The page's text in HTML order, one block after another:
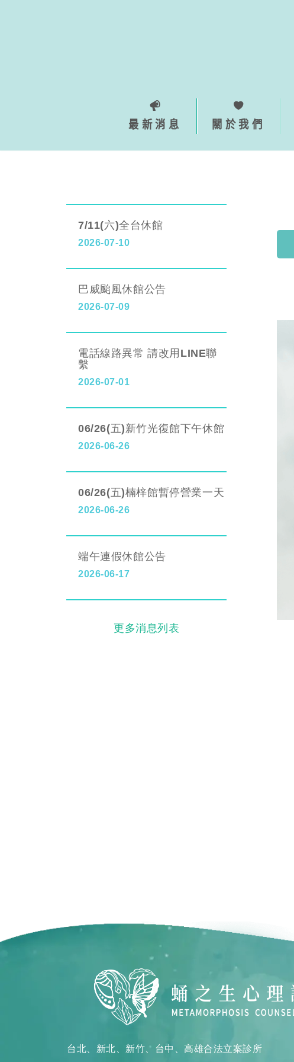
最新消息 關於我們
7/11(六)全台休館
2026-07-10
巴威颱風休館公告
2026-07-09
電話線路異常 請改用LINE聯
繫
2026-07-01
06/26(五)新竹光復館下午休館
2026-06-26
06/26(五)楠梓館暫停營業一天
2026-06-26
端午連假休館公告
2026-06-17
更多消息列表
台北、新北、新竹、台中、高雄合法立案診所